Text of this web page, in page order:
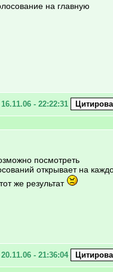
на главную
16.11.06 - 22:22:31
посмотреть
открывает на
же результат
20.11.06 - 21:36:04